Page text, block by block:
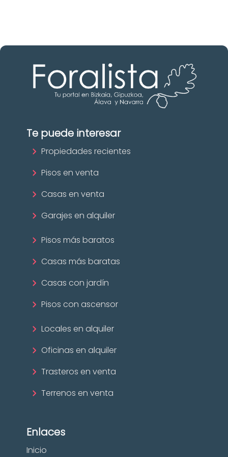
Te puede interesar
Propiedades recientes
Pisos en venta
Casas en venta
Garajes en alquiler
Pisos más baratos
Casas más baratas
Casas con jardín
Pisos con ascensor
Locales en alquiler
Oficinas en alquiler
Trasteros en venta
Terrenos en venta
Enlaces
Inicio